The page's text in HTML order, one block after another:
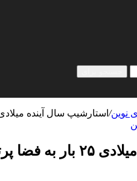
نوین/ استارشیپ سال آینده میلادی ۲۵ بار به فضا پرتاب می
می شود